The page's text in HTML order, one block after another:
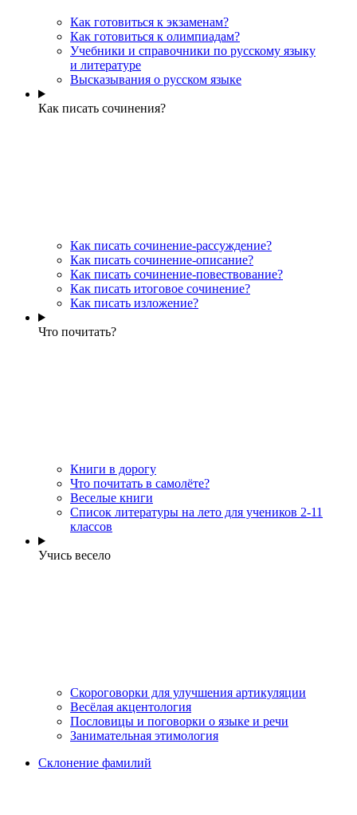
Как готовиться к экзаменам?
Как готовиться к олимпиадам?
Учебники и справочники по русскому языку
и литературе
Высказывания о русском языке
Как писать сочинения?
Как писать сочинение-рассуждение?
Как писать сочинение-описание?
Как писать сочинение-повествование?
Как писать итоговое сочинение?
Как писать изложение?
Что почитать?
Книги в дорогу
Что почитать в самолёте?
Веселые книги
Cписок литературы на лето для учеников 2-11
классов
Учись весело
Скороговорки для улучшения артикуляции
Весёлая акцентология
Пословицы и поговорки о языке и речи
Занимательная этимология
Склонение фамилий